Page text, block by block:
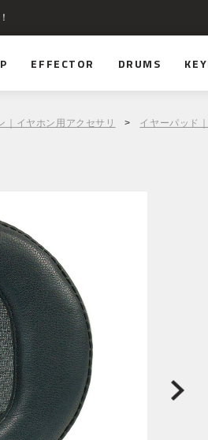
EFFECTOR DRUMS
｜イヤホン用アクセサリ > イヤーパッド